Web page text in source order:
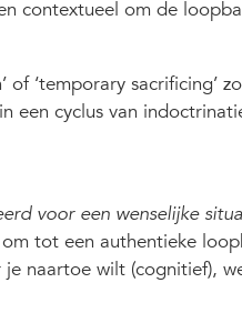
contextueel om de
of ‘temporary sacrificing’
een cyclus van
voor een wenselijke
tot een authentieke
naartoe wilt (cognitief),